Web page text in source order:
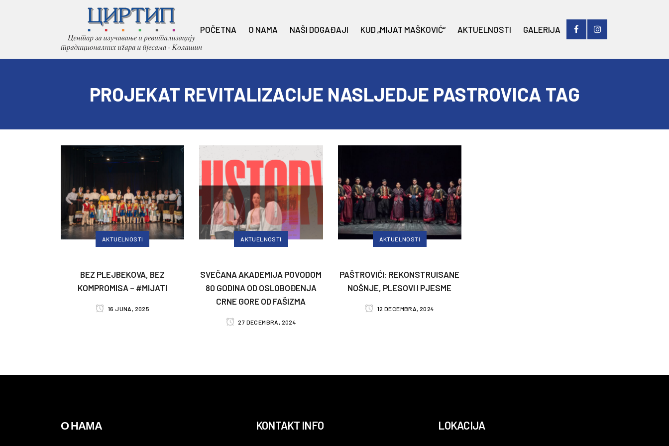
POČETNA O NAMA NAŠI DOGAĐAJI KUD „MIJAT MAŠKOVIĆ“ AKTUELNOSTI GALERIJA
PROJEKAT REVITALIZACIJE NASLJEDJE PASTROVICA TAG
AKTUELNOSTI
BEZ PLEJBEKOVA, BEZ
KOMPROMISA – #MIJATI
16 JUNA, 2025
AKTUELNOSTI
SVEČANA AKADEMIJA POVODOM
80 GODINA OD OSLOBOĐENJA
CRNE GORE OD FAŠIZMA
27 DECEMBRA, 2024
AKTUELNOSTI
PAŠTROVIĆI: REKONSTRUISANE
NOŠNJE, PLESOVI I PJESME
12 DECEMBRA, 2024
О НАМА KONTAKT INFO LOKACIJA